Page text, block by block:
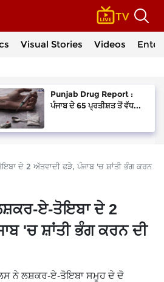
Visual Stories Videos
Punjab Drug Report :
ਪੰਜਾਬ ਦੇ 65 ਪ੍ਰਤੀਸ਼ਤ ਤੋਂ ਵੱਧ...
ਦੇ 2 ਅੱਤਵਾਦੀ ਫੜੇ, ਪੰਜਾਬ 'ਚ ਸ਼ਾਂਤੀ ਭੰਗ ਕਰਨ
ਏ-ਤੋਇਬਾ ਦੇ 2
'ਚ ਸ਼ਾਂਤੀ ਭੰਗ ਕਰਨ ਦੀ
ਨੇ ਲਸ਼ਕਰ-ਏ-ਤੋਇਬਾ ਸਮੂਹ ਦੇ ਦੋ